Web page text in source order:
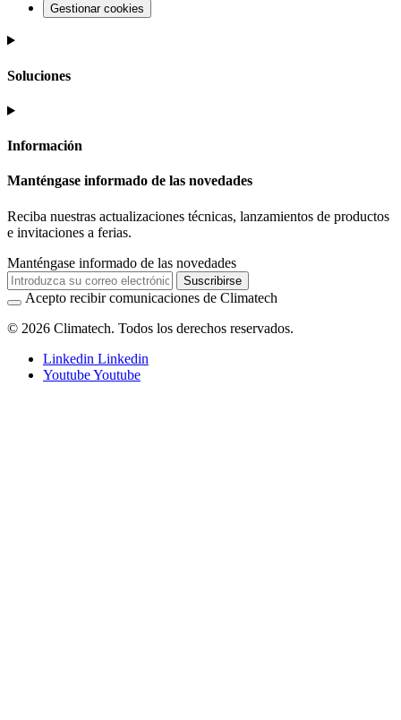
Gestionar cookies
Soluciones
Información
Manténgase informado de las novedades
Reciba nuestras actualizaciones técnicas, lanzamientos de productos
e invitaciones a ferias.
Manténgase informado de las novedades
Suscribirse
Acepto recibir comunicaciones de Climatech
© 2026 Climatech. Todos los derechos reservados.
Linkedin Linkedin
YoutubeYoutube